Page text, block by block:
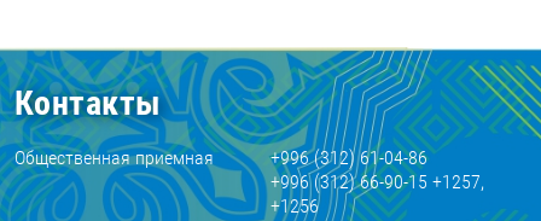
Контакты
Общественная приемная
+996 (312) 61-04-86
+996 (312) 66-90-15 +1257,
+1256